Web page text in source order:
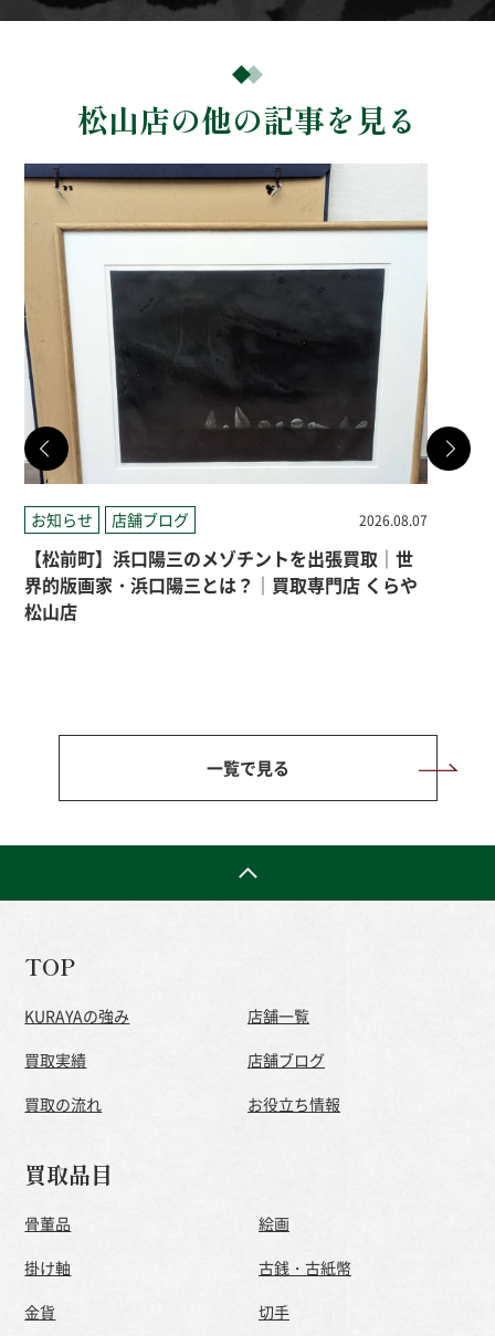
松山店の他の記事を見る
お知らせ 店舗ブログ 2026.08.07
【松前町】浜口陽三のメゾチントを出張買取｜世
界的版画家・浜口陽三とは？｜買取専門店 くらや
松山店
一覧で見る
TOP
KURAYAの強み
買取実績
買取の流れ
店舗一覧
店舗ブログ
お役立ち情報
買取品目
骨董品
絵画
掛け軸
古銭・古紙幣
金貨
切手